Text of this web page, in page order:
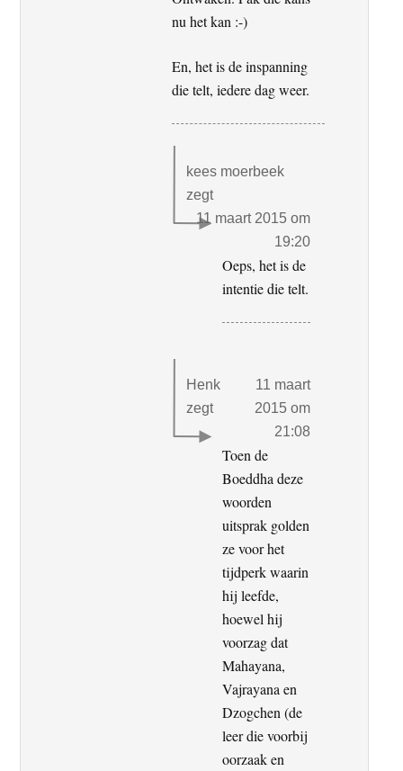
nu het kan :-)
En, het is de inspanning
die telt, iedere dag weer.
kees moerbeek
zegt
11 maart 2015 om
19:20
Oeps, het is de
intentie die telt.
Henk
zegt
11 maart
2015 om
21:08
Toen de
Boeddha deze
woorden
uitsprak golden
ze voor het
tijdperk waarin
hij leefde,
hoewel hij
voorzag dat
Mahayana,
Vajrayana en
Dzogchen (de
leer die voorbij
oorzaak en